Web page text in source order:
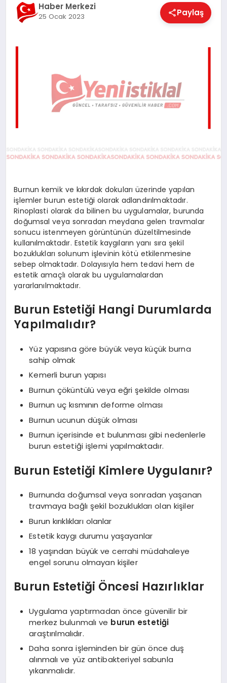
EĞITIM
EKONOMI
SPOR
TEKNOLOJI
Haber Merkezi
25 Ocak 2023 Paylaş
Burnun kemik ve kıkırdak dokuları üzerinde yapılan
işlemler burun estetiği olarak adlandırılmaktadır.
Rinoplasti olarak da bilinen bu uygulamalar, burunda
doğumsal veya sonradan meydana gelen travmalar
sonucu istenmeyen görüntünün düzeltilmesinde
kullanılmaktadır. Estetik kaygıların yanı sıra şekil
bozuklukları solunum işlevinin kötü etkilenmesine
sebep olmaktadır. Dolayısıyla hem tedavi hem de
estetik amaçlı olarak bu uygulamalardan
yararlanılmaktadır.
Burun Estetiği Hangi Durumlarda
Yapılmalıdır?
Yüz yapısına göre büyük veya küçük burna
sahip olmak
Kemerli burun yapısı
Burnun çöküntülü veya eğri şekilde olması
Burnun uç kısmının deforme olması
Burnun ucunun düşük olması
Burnun içerisinde et bulunması gibi nedenlerle
burun estetiği işlemi yapılmaktadır.
Burun Estetiği Kimlere Uygulanır?
Burnunda doğumsal veya sonradan yaşanan
travmaya bağlı şekil bozuklukları olan kişiler
Burun kırıklıkları olanlar
Estetik kaygı durumu yaşayanlar
18 yaşından büyük ve cerrahi müdahaleye
engel sorunu olmayan kişiler
Burun Estetiği Öncesi Hazırlıklar
Uygulama yaptırmadan önce güvenilir bir
merkez bulunmalı ve burun estetiği
araştırılmalıdır.
Daha sonra işleminden bir gün önce duş
alınmalı ve yüz antibakteriyel sabunla
yıkanmalıdır.